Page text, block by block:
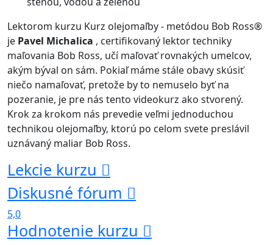
Lektorom kurzu Kurz olejomaľby - metódou Bob Ross®
je Pavel Michalica , certifikovaný lektor techniky
maľovania Bob Ross, učí maľovať rovnakých umelcov,
akým býval on sám. Pokiaľ máme stále obavy skúsiť
niečo namaľovať, pretože by to nemuselo byť na
pozeranie, je pre nás tento videokurz ako stvorený.
Krok za krokom nás prevedie veľmi jednoduchou
technikou olejomaľby, ktorú po celom svete preslávil
uznávaný maliar Bob Ross.
Lekcie kurzu
Diskusné fórum
5,0
Hodnotenie kurzu